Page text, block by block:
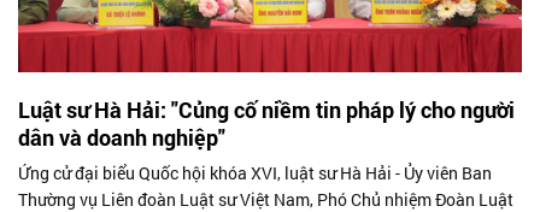
Luật sư Hà Hải: "Củng cố niềm tin pháp lý cho người
dân và doanh nghiệp"
Ứng cử đại biểu Quốc hội khóa XVI, luật sư Hà Hải - Ủy viên Ban
Thường vụ Liên đoàn Luật sư Việt Nam, Phó Chủ nhiệm Đoàn Luật